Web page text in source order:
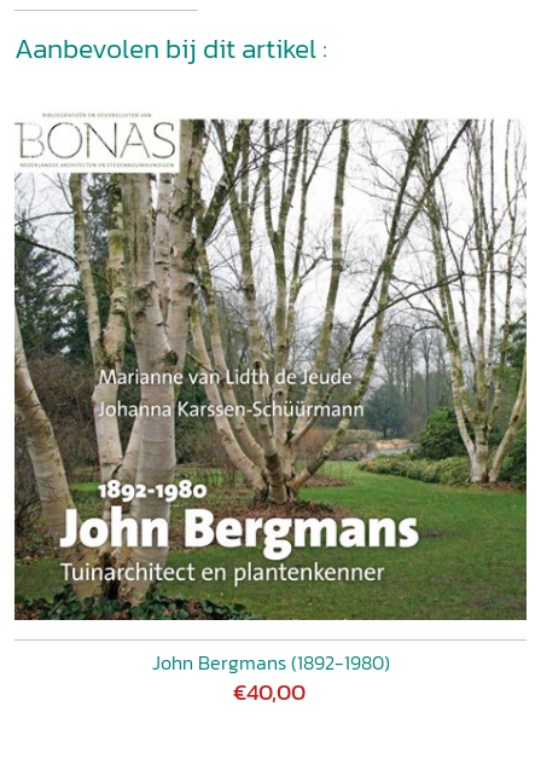
Aanbevolen bij dit artikel :
John Bergmans (1892-1980)
€40,00